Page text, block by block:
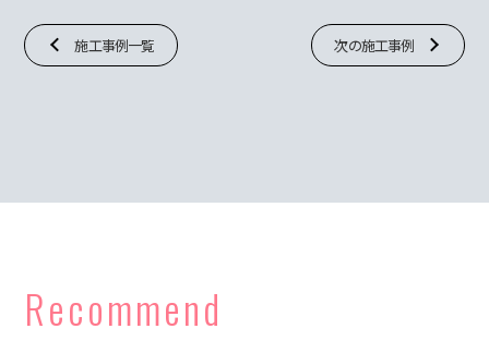
施工事例一覧 次の施工事例
Recommend